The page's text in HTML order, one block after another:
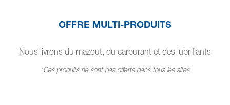
OFFRE MULTI-PRODUITS
Nous livrons du mazout, du carburant et des lubrifiants
*Ces produits ne sont pas offerts dans tous les sites